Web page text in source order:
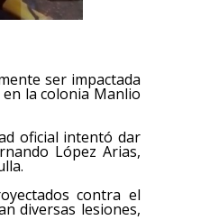
ser impactada
la colonia Manlio
oficial intentó dar
López Arias,
contra el
diversas lesiones,